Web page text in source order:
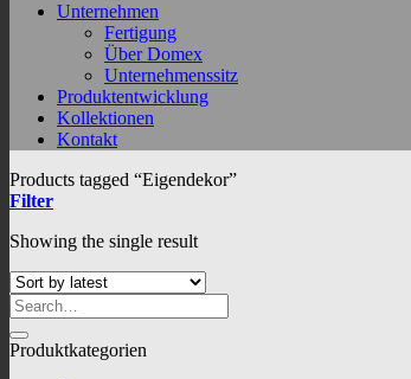
Unternehmen
Fertigung
Über Domex
Unternehmenssitz
Produktentwicklung
Kollektionen
Kontakt
Products tagged “Eigendekor”
Filter
Showing the single result
Search
for:
Produktkategorien